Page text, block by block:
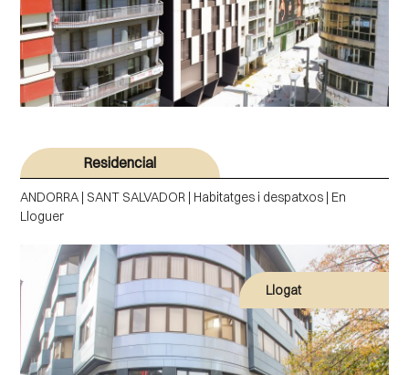
Residencial
ANDORRA | SANT SALVADOR | Habitatges i despatxos | En
Lloguer
Llogat